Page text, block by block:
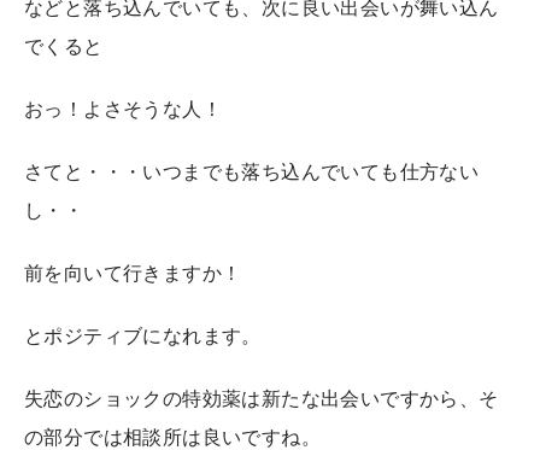
などと落ち込んでいても、次に良い出会いが舞い込ん
でくると
おっ！よさそうな人！
さてと・・・いつまでも落ち込んでいても仕方ない
し・・
前を向いて行きますか！
とポジティブになれます。
失恋のショックの特効薬は新たな出会いですから、そ
の部分では相談所は良いですね。